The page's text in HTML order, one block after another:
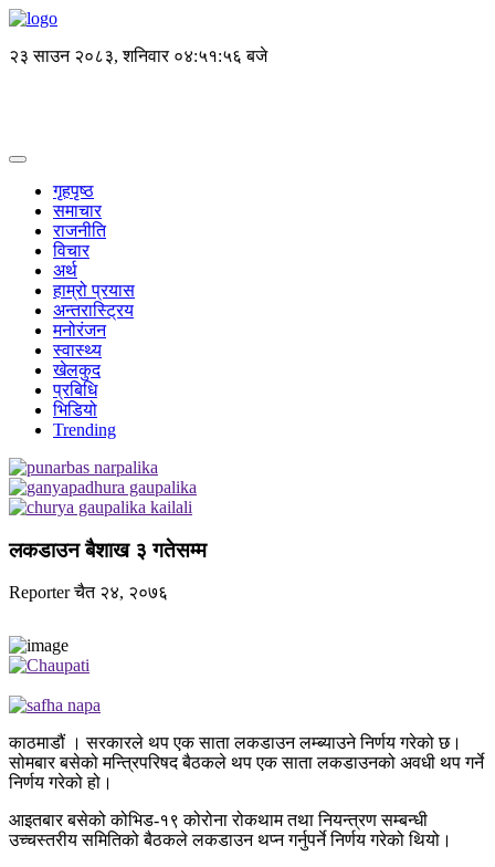
२३ साउन २०८३, शनिवार ०४:५१:५६ बजे
गृहपृष्ठ
समाचार
राजनीति
विचार
अर्थ
हाम्रो प्रयास
अन्तरास्ट्रिय
मनोरंजन
स्वास्थ्य
खेलकुद
प्रबिधि
भिडियो
Trending
लकडाउन बैशाख ३ गतेसम्म
Reporterचैत २४, २०७६
काठमाडौं । सरकारले थप एक साता लकडाउन लम्ब्याउने निर्णय गरेको छ।
सोमबार बसेको मन्त्रिपरिषद बैठकले थप एक साता लकडाउनको अवधी थप गर्ने
निर्णय गरेको हो।
आइतबार बसेको कोभिड-१९ कोरोना रोकथाम तथा नियन्त्रण सम्बन्धी
उच्चस्तरीय समितिको बैठकले लकडाउन थप्न गर्नुपर्ने निर्णय गरेको थियो।